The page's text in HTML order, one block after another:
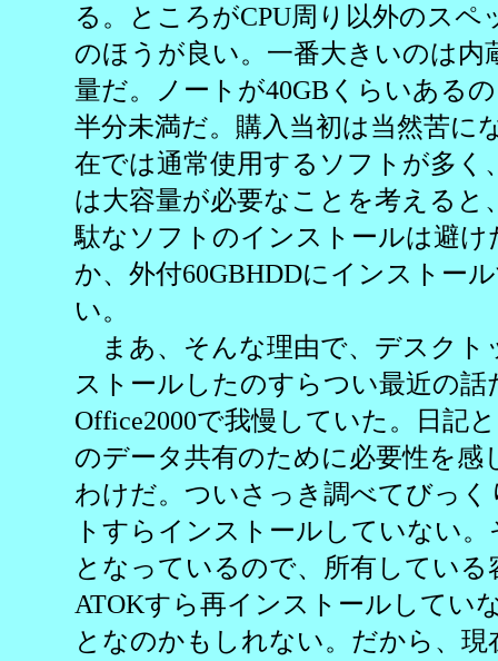
る。ところがCPU周り以外のス
のほうが良い。一番大きいのは内
量だ。ノートが40GBくらいある
半分未満だ。購入当初は当然苦に
在では通常使用するソフトが多く
は大容量が必要なことを考える
駄なソフトのインストールは避
か、外付60GBHDDにインストー
い。
まあ、そんな理由で、デスクト
ストールしたのすらつい最近の
Office2000で我慢していた。日記
のデータ共有のために必要性を
わけだ。ついさっき調べてびっ
トすらインストールしていない
となっているので、所有してい
ATOKすら再インストールしてい
となのかもしれない。だから、現